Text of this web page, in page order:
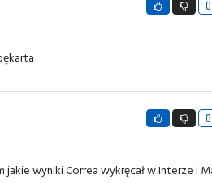
0
0
wyniki Correa wykręcał w Interze i